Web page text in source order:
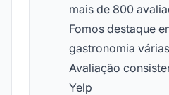
mais de 800
Fomos destaque
gastronomia
Avaliação
Yelp